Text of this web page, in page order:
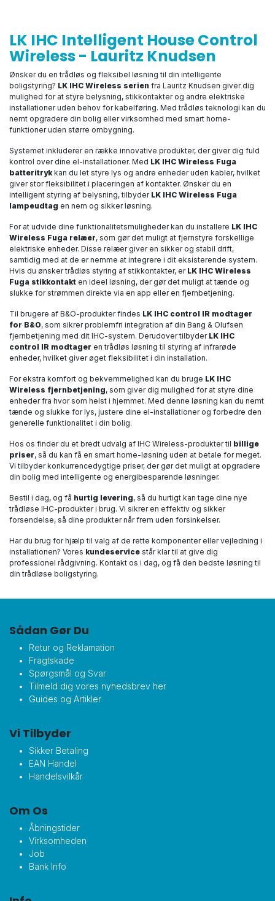
LK IHC Intelligent House Control
Wireless - Lauritz Knudsen
Ønsker du en trådløs og fleksibel løsning til din intelligente
boligstyring? LK IHC Wireless serien fra Lauritz Knudsen giver dig
mulighed for at styre belysning, stikkontakter og andre elektriske
installationer uden behov for kabelføring. Med trådløs teknologi kan du
nemt opgradere din bolig eller virksomhed med smart home-
funktioner uden større ombygning.
Systemet inkluderer en række innovative produkter, der giver dig fuld
kontrol over dine el-installationer. Med LK IHC Wireless Fuga
batteritrykkan du let styre lys og andre enheder uden kabler, hvilket
giver stor fleksibilitet i placeringen af kontakter. Ønsker du en
intelligent styring af belysning, tilbyder LK IHC Wireless Fuga
lampeudtag en nem og sikker løsning.
For at udvide dine funktionalitetsmuligheder kan du installere LK IHC
Wireless Fuga relæer, som gør det muligt at fjernstyre forskellige
elektriske enheder. Disse relæer giver en sikker og stabil drift,
samtidig med at de er nemme at integrere i dit eksisterende system.
Hvis du ønsker trådløs styring af stikkontakter, er LK IHC Wireless
Fuga stikkontakt en ideel løsning, der gør det muligt at tænde og
slukke for strømmen direkte via en app eller en fjernbetjening.
Til brugere af B&O-produkter findes LK IHC control IR modtager
for B&O, som sikrer problemfri integration af din Bang & Olufsen
fjernbetjening med dit IHC-system. Derudover tilbyder LK IHC
control IR modtager en trådløs løsning til styring af infrarøde
enheder, hvilket giver øget fleksibilitet i din installation.
For ekstra komfort og bekvemmelighed kan du bruge LK IHC
Wireless fjernbetjening, som giver dig mulighed for at styre dine
enheder fra hvor som helst i hjemmet. Med denne løsning kan du nemt
tænde og slukke for lys, justere dine el-installationer og forbedre den
generelle funktionalitet i din bolig.
Hos os finder du et bredt udvalg af IHC Wireless-produkter til billige
priser, så du kan få en smart home-løsning uden at betale for meget.
Vi tilbyder konkurrencedygtige priser, der gør det muligt at opgradere
din bolig med intelligente og energibesparende løsninger.
Bestil i dag, og få hurtig levering, så du hurtigt kan tage dine nye
trådløse IHC-produkter i brug. Vi sikrer en effektiv og sikker
forsendelse, så dine produkter når frem uden forsinkelser.
Har du brug for hjælp til valg af de rette komponenter eller vejledning i
installationen? Vores kundeservice står klar til at give dig
professionel rådgivning. Kontakt os i dag, og få den bedste løsning til
din trådløse boligstyring.
Sådan Gør Du
Retur og Reklamation
Fragtskade
Spørgsmål og Svar
Tilmeld dig vores nyhedsbrev her
Guides og Artikler
Vi Tilbyder
Sikker Betaling
EAN Handel
Handelsvilkår
Om Os
Åbningstider
Virksomheden
Job
Bank Info